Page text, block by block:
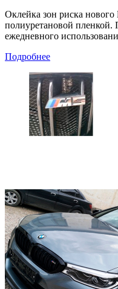
Оклейка зон риска
полиуретановой
ежедневного
Подробнее